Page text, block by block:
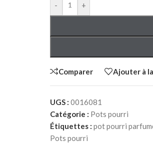
CHAMBRE À COUCHER ENFANT
Packs chambre à Coucher
enfant
- +
Comparer Ajouter à
UGS : 0016081
Catégorie : Pots pourri
Étiquettes : pot pourri
Pots pourri